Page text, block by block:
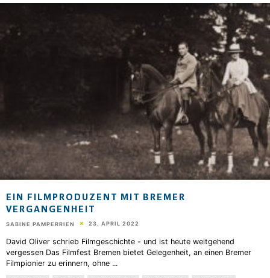
EIN FILMPRODUZENT MIT BREMER
VERGANGENHEIT
SABINE PAMPERRIEN 23. APRIL 2022
David Oliver schrieb Filmgeschichte - und ist heute weitgehend
vergessen Das Filmfest Bremen bietet Gelegenheit, an einen Bremer
Filmpionier zu erinnern, ohne ...